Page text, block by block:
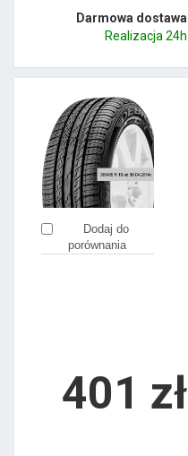
Darmowa dostawa
Realizacja 24h
Dodaj do
porównania
401 zł